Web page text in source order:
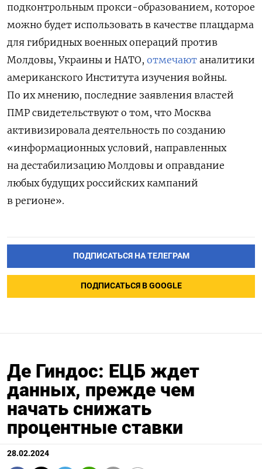
подконтрольным прокси-образованием, которое
можно будет использовать в качестве плацдарма
для гибридных военных операций против
Молдовы, Украины и НАТО, отмечают аналитики
американского Института изучения войны.
По их мнению, последние заявления властей
ПМР свидетельствуют о том, что Москва
активизировала деятельность по созданию
«информационных условий, направленных
на дестабилизацию Молдовы и оправдание
любых будущих российских кампаний
в регионе».
ПОДПИСАТЬСЯ НА ТЕЛЕГРАМ
ПОДПИСАТЬСЯ В GOOGLE
Де Гиндос: ЕЦБ ждет
данных, прежде чем
начать снижать
процентные ставки
28.02.2024